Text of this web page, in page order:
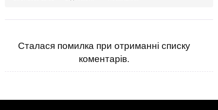
Сталася помилка при отриманні списку
коментарів.